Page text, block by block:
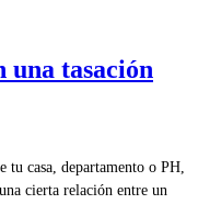
tasación
tu casa, departamento o PH,
cierta relación entre un